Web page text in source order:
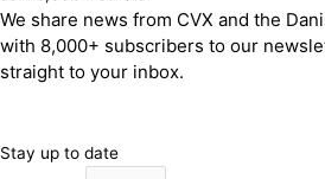
We share news from CVX and the
with 8,000+ subscribers to our
straight to your inbox.
Stay up to date